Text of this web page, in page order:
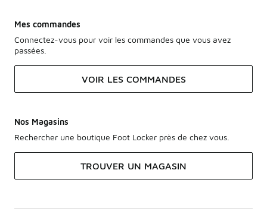
Mes commandes
Connectez-vous pour voir les commandes que vous avez
passées.
VOIR LES COMMANDES
Nos Magasins
Rechercher une boutique Foot Locker près de chez vous.
TROUVER UN MAGASIN